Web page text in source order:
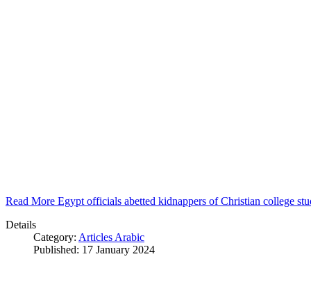
Read More Egypt officials abetted kidnappers of Christian college
Details
Category: Articles Arabic
Published: 17 January 2024